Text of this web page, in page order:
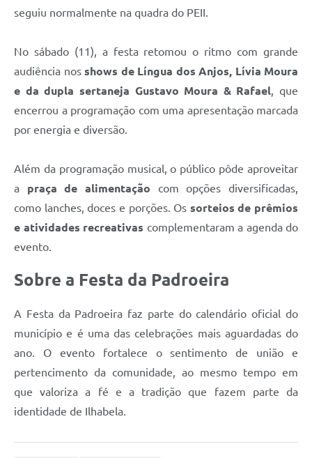
seguiu normalmente na quadra do PEII.
No sábado (11), a festa retomou o ritmo com grande
audiência nos shows de Língua dos Anjos, Lívia Moura
e da dupla sertaneja Gustavo Moura & Rafael, que
encerrou a programação com uma apresentação marcada
por energia e diversão.
Além da programação musical, o público pôde aproveitar
a praça de alimentação com opções diversificadas,
como lanches, doces e porções. Os sorteios de prêmios
e atividades recreativas complementaram a agenda do
evento.
Sobre a Festa da Padroeira
A Festa da Padroeira faz parte do calendário oficial do
município e é uma das celebrações mais aguardadas do
ano. O evento fortalece o sentimento de união e
pertencimento da comunidade, ao mesmo tempo em
que valoriza a fé e a tradição que fazem parte da
identidade de Ilhabela.